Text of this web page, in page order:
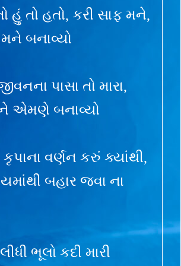
હું તો હતો, કરી સાફ મને,
બનાવ્યો
પાસા તો મારા,
એમણે બનાવ્યો
કૃપાના વર્ણન કરું ક્યાંથી,
બહાર જવા ના
ભૂલો કદી મારી